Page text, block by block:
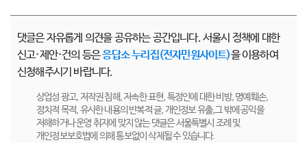
댓글은 자유롭게 의견을 공유하는 공간입니다. 서울시 정책에 대한
신고·제안·건의 등은응답소 누리집(전자민원사이트)을 이용하여
신청해주시기 바랍니다.
상업성 광고, 저작권 침해, 저속한 표현, 특정인에 대한 비방, 명예훼손,
정치적 목적, 유사한 내용의 반복적 글, 개인정보 유출,그 밖에 공익을
저해하거나 운영 취지에 맞지 않는 댓글은 서울특별시 조례 및
개인정보보호법에 의해 통보없이 삭제될 수 있습니다.